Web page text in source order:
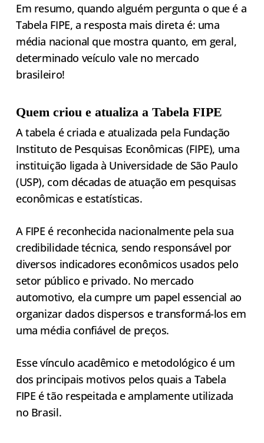
Em resumo, quando alguém pergunta o que é a
Tabela FIPE, a resposta mais direta é: uma
média nacional que mostra quanto, em geral,
determinado veículo vale no mercado
brasileiro!
Quem criou e atualiza a Tabela FIPE
A tabela é criada e atualizada pela Fundação
Instituto de Pesquisas Econômicas (FIPE), uma
instituição ligada à Universidade de São Paulo
(USP), com décadas de atuação em pesquisas
econômicas e estatísticas.
A FIPE é reconhecida nacionalmente pela sua
credibilidade técnica, sendo responsável por
diversos indicadores econômicos usados pelo
setor público e privado. No mercado
automotivo, ela cumpre um papel essencial ao
organizar dados dispersos e transformá-los em
uma média confiável de preços.
Esse vínculo acadêmico e metodológico é um
dos principais motivos pelos quais a Tabela
FIPE é tão respeitada e amplamente utilizada
no Brasil.